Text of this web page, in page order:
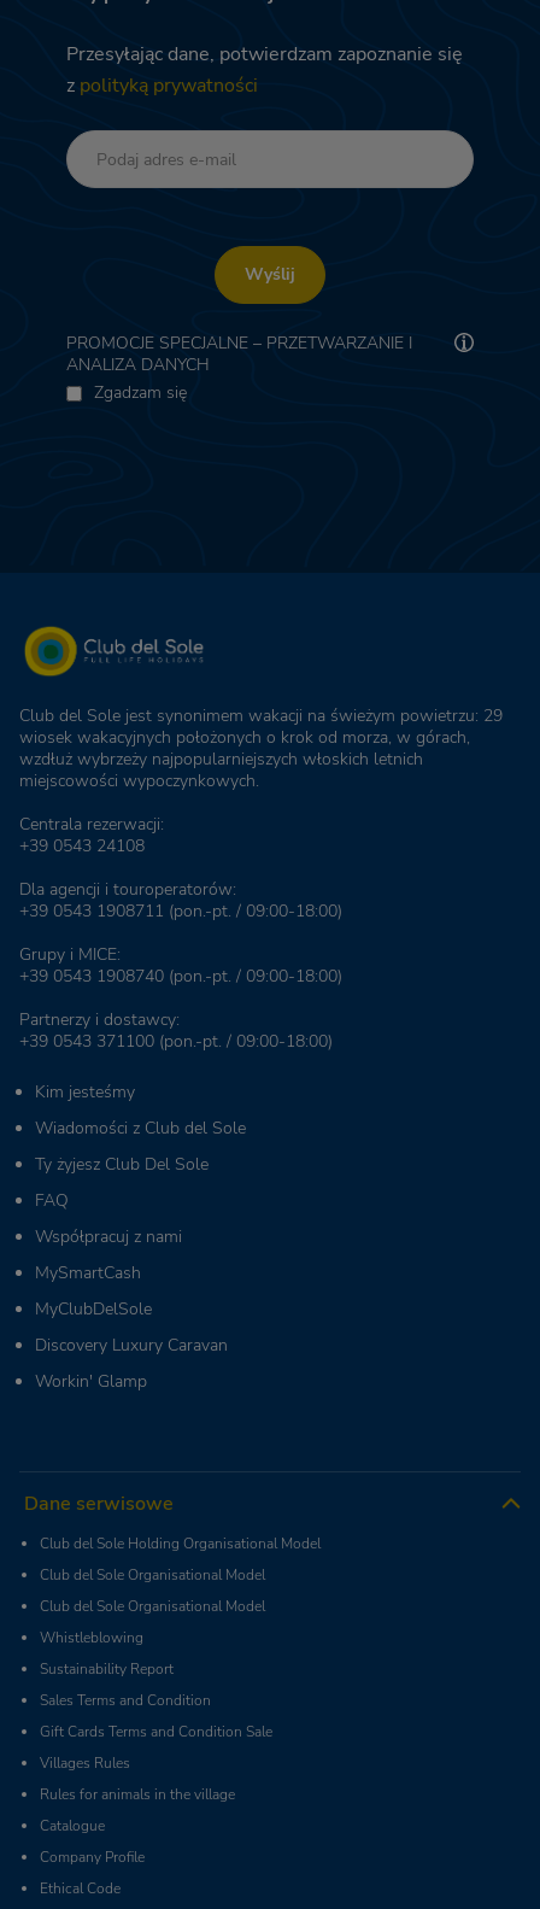
Przesyłając dane, potwierdzam zapoznanie się
z polityką prywatności
Wyślij
PROMOCJE SPECJALNE – PRZETWARZANIE I
ANALIZA DANYCH
Zgadzam się
Club del Sole jest synonimem wakacji na świeżym powietrzu: 29
wiosek wakacyjnych położonych o krok od morza, w górach,
wzdłuż wybrzeży najpopularniejszych włoskich letnich
miejscowości wypoczynkowych.
Centrala rezerwacji:
+39 0543 24108
Dla agencji i touroperatorów:
+39 0543 1908711 (pon.-pt. / 09:00-18:00)
Grupy i MICE:
+39 0543 1908740 (pon.-pt. / 09:00-18:00)
Partnerzy i dostawcy:
+39 0543 371100 (pon.-pt. / 09:00-18:00)
Kim jesteśmy
Wiadomości z Club del Sole
Ty żyjesz Club Del Sole
FAQ
Współpracuj z nami
MySmartCash
MyClubDelSole
Discovery Luxury Caravan
Workin' Glamp
Dane serwisowe
Club del Sole Holding Organisational Model
Club del Sole Organisational Model
Club del Sole Organisational Model
Whistleblowing
Sustainability Report
Sales Terms and Condition
Gift Cards Terms and Condition Sale
Villages Rules
Rules for animals in the village
Catalogue
Company Profile
Ethical Code